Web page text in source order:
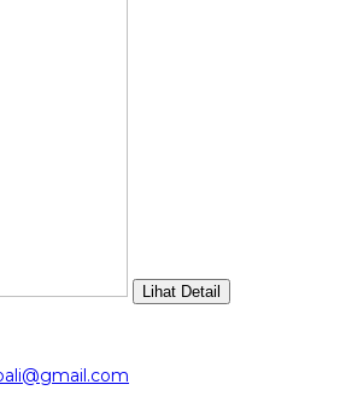
Lihat Detail